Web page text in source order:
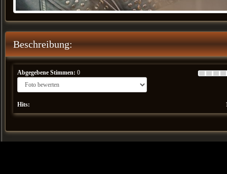
Beschreibung:
Abgegebene Stimmen: 0
Hits: